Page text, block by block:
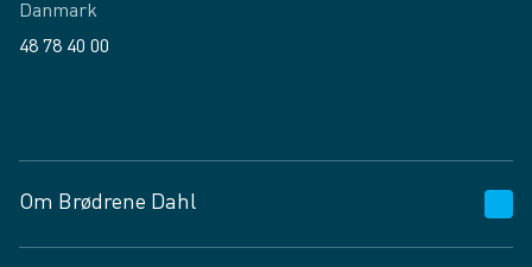
Danmark
48 78 40 00
Om Brødrene Dahl